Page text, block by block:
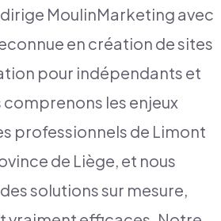
MoulinMarketing avec
en création de sites
pour indépendants et
comprenons les enjeux
professionnels de Limont
de Liège, et nous
solutions sur mesure,